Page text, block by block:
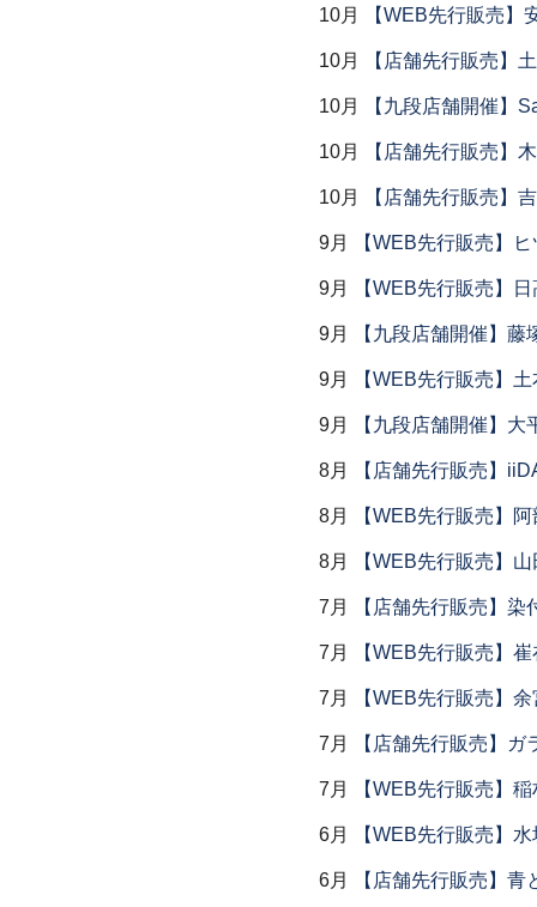
10月 【WEB先行販売】
10月 【店舗先行販売】
10月 【九段店舗開催】
10月 【店舗先行販売】
10月 【店舗先行販売】
9月 【WEB先行販売】
9月 【WEB先行販売】
9月 【九段店舗開催】藤
9月 【WEB先行販売】
9月 【九段店舗開催】大
8月 【店舗先行販売】
8月 【WEB先行販売】
8月 【WEB先行販売】
7月 【店舗先行販売】染
7月 【WEB先行販売】
7月 【WEB先行販売】
7月 【店舗先行販売】ガ
7月 【WEB先行販売】
6月 【WEB先行販売】
6月 【店舗先行販売】青